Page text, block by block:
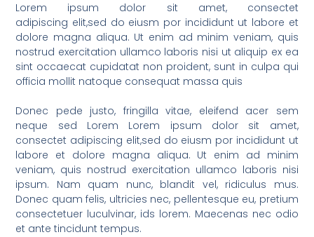
Lorem ipsum dolor sit amet, consectet
adipiscing elit,sed do eiusm por incididunt ut labore et
dolore magna aliqua. Ut enim ad minim veniam, quis
nostrud exercitation ullamco laboris nisi ut aliquip ex ea
sint occaecat cupidatat non proident, sunt in culpa qui
officia mollit natoque consequat massa quis
Donec pede justo, fringilla vitae, eleifend acer sem
neque sed Lorem Lorem ipsum dolor sit amet,
consectet adipiscing elit,sed do eiusm por incididunt ut
labore et dolore magna aliqua. Ut enim ad minim
veniam, quis nostrud exercitation ullamco laboris nisi
ipsum. Nam quam nunc, blandit vel, ridiculus mus.
Donec quam felis, ultricies nec, pellentesque eu, pretium
consectetuer luculvinar, ids lorem. Maecenas nec odio
et ante tincidunt tempus.